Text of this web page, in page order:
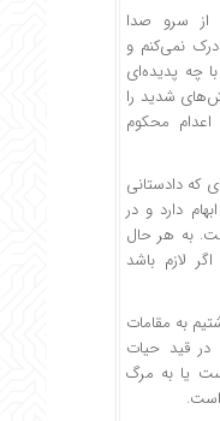
از سرو صدا
درک نمی‌کنم و
چه پدیده‌ای
شدید را
محکوم
که دادستانی
دارد و در
به هر حال
لازم باشد
به مقامات
در قید حیات
یا به مرگ
است.